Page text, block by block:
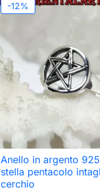
-12%

Anello in argento
stella pentacolo
cerchio